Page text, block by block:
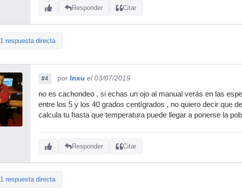
Responder Citar
1 respuesta directa
#4 por Inxu el 03/07/2019
no es cachondeo , si echas un ojo al manual verás en las
entre los 5 y los 40 grados centígrados , no quiero decir que
calcula tu hasta que temperatura puede llegar a ponerse la
Responder Citar
1 respuesta directa